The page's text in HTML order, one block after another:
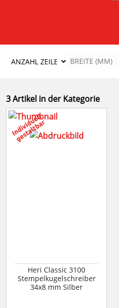
3 Artikel in der Kategorie
Heri Classic 3100
Stempelkugelschreiber
34x8 mm Silber